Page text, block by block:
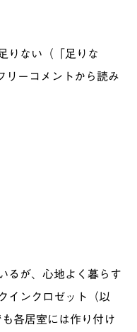
りない（「足りな
リーコメントから読み
るが、心地よく暮らす
インクロゼット（以
各居室には作り付け